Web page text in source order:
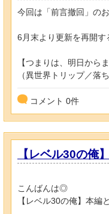
今回は「前言撤回」のお
6月末より更新を再開す
【つまりは、明日から
（異世界トリップ／落
コメント 0件
【レベル30の俺
こんばんは◎
【レベル30の俺】本編